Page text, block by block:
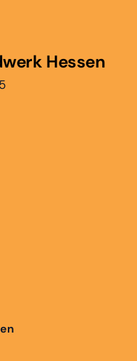
Hessen